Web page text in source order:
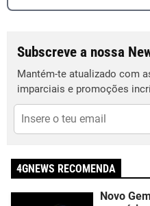
Subscreve a nossa
Mantém-te atualizado com
imparciais e promoções
4GNEWS RECOMENDA
Novo